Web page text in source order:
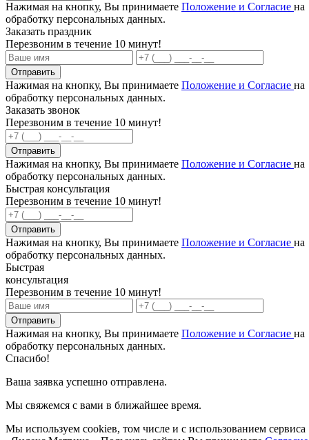
Нажимая на кнопку, Вы принимаете Положение и Согласие на
обработку персональных данных.
Заказать праздник
Перезвоним в течение 10 минут!
Отправить
Нажимая на кнопку, Вы принимаете Положение и Согласие на
обработку персональных данных.
Заказать звонок
Перезвоним в течение 10 минут!
Отправить
Нажимая на кнопку, Вы принимаете Положение и Согласие на
обработку персональных данных.
Быстрая консультация
Перезвоним в течение 10 минут!
Отправить
Нажимая на кнопку, Вы принимаете Положение и Согласие на
обработку персональных данных.
Быстрая
консультация
Перезвоним в течение 10 минут!
Отправить
Нажимая на кнопку, Вы принимаете Положение и Согласие на
обработку персональных данных.
Спасибо!
Ваша заявка успешно отправлена.
Мы свяжемся с вами в ближайшее время.
Мы используем cookieв, том числе и с использованием сервиса